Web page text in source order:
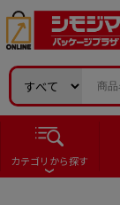
カテゴリから探す